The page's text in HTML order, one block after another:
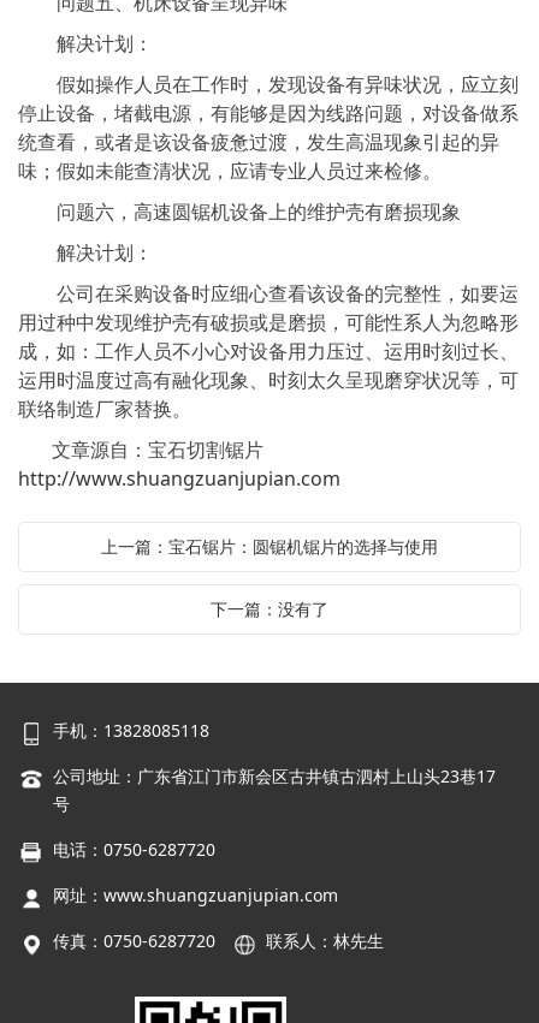
解决计划：
假如操作人员在工作时，发现设备有异味状况，应立刻
停止设备，堵截电源，有能够是因为线路问题，对设备做系
统查看，或者是该设备疲惫过渡，发生高温现象引起的异
味；假如未能查清状况，应请专业人员过来检修。
问题六，高速圆锯机设备上的维护壳有磨损现象
解决计划：
公司在采购设备时应细心查看该设备的完整性，如要运
用过种中发现维护壳有破损或是磨损，可能性系人为忽略形
成，如：工作人员不小心对设备用力压过、运用时刻过长、
运用时温度过高有融化现象、时刻太久呈现磨穿状况等，可
联络制造厂家替换。
文章源自：宝石切割锯片
http://www.shuangzuanjupian.com
上一篇：宝石锯片：圆锯机锯片的选择与使用
下一篇：没有了
手机：13828085118
公司地址：广东省江门市新会区古井镇古泗村上山头23巷17
号
电话：0750-6287720
网址： www.shuangzuanjupian.com
传真：0750-6287720
联系人：林先生